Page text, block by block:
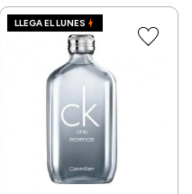
LLEGA EL LUNES